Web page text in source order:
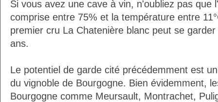
Si vous avez une cave à vin, n'oubliez pas que
comprise entre 75% et la température entre
premier cru La Chatenière blanc peut se
ans.
Le potentiel de garde cité précédemment est
du vignoble de Bourgogne. Bien évidemment,
Bourgogne comme Meursault, Montrachet,